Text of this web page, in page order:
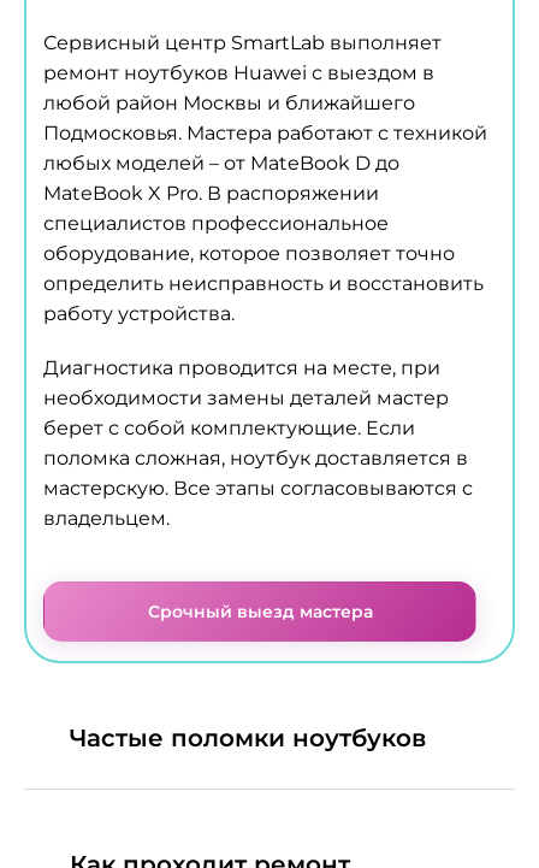
Сервисный центр SmartLab выполняет
ремонт ноутбуков Huawei с выездом в
любой район Москвы и ближайшего
Подмосковья. Мастера работают с техникой
любых моделей – от MateBook D до
MateBook X Pro. В распоряжении
специалистов профессиональное
оборудование, которое позволяет точно
определить неисправность и восстановить
работу устройства.
Диагностика проводится на месте, при
необходимости замены деталей мастер
берет с собой комплектующие. Если
поломка сложная, ноутбук доставляется в
мастерскую. Все этапы согласовываются с
владельцем.
Срочный выезд мастера
Частые поломки ноутбуков